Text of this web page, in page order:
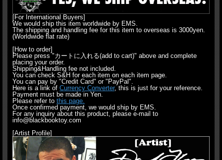
[For International Buyers]
We would ship this item worldwide by EMS.
The shipping and handling fee for this item to overseas is 3000yen.
(Worldwide flat rate)
[How to order]
Please press "カートに入れる(add to cart)" above and complete
placing your order.
Shipping&Handling fee not included.
You can check S&H for each item on each item page.
You can pay by "Credit Card" or "PayPal".
Here is a link of Currency Converter, this is just for your reference.
Payment must be made in Yen.
Please refer to this page.
Once confirmed payment, we would ship by EMS.
For any inquiry about this product, please e-mail to
info@blackbooktoy.com
[Artist Profile]